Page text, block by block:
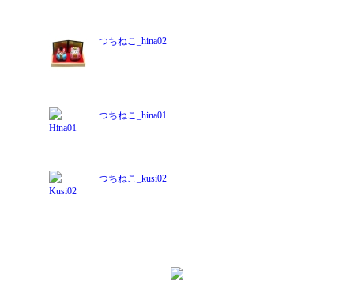
つちねこ_hina02
つちねこ_hina01
つちねこ_kusi02